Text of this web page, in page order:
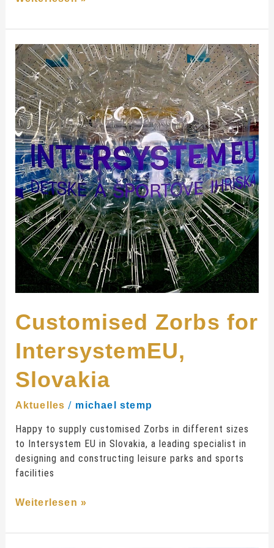
Customised Zorbs for
IntersystemEU,
Slovakia
Aktuelles / michael stemp
Happy to supply customised Zorbs in different sizes
to Intersystem EU in Slovakia, a leading specialist in
designing and constructing leisure parks and sports
facilities
Customised
Zorbs
for
IntersystemEU,
Slovakia
Weiterlesen »